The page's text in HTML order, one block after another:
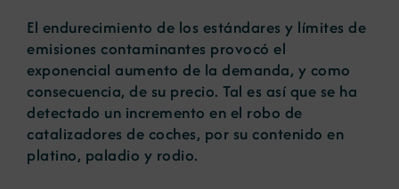
El endurecimiento de los estándares y límites de
emisiones contaminantes provocó el
exponencial aumento de la demanda, y como
consecuencia, de su precio. Tal es así que se ha
detectado un incremento en el robo de
catalizadores de coches, por su contenido en
platino, paladio y rodio.